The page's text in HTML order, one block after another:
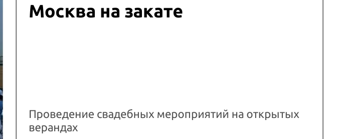
Москва на закате
Проведение свадебных мероприятий на открытых
верандах